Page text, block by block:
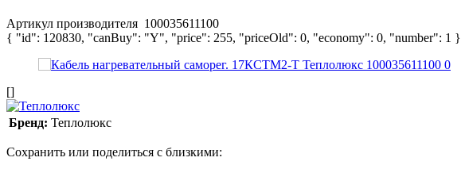
Артикул производителя 100035611100
{ "id": 120830, "canBuy": "Y", "price": 255, "priceOld": 0, "economy": 0, "number": 1 }
[]
Бренд: Теплолюкс
Сохранить или поделиться с близкими: